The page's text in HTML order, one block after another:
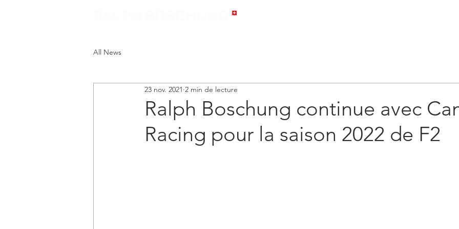
All News
Ralph Boschung continue avec
Racing pour la saison 2022 de F2
23 nov. 2021 2 min de lecture